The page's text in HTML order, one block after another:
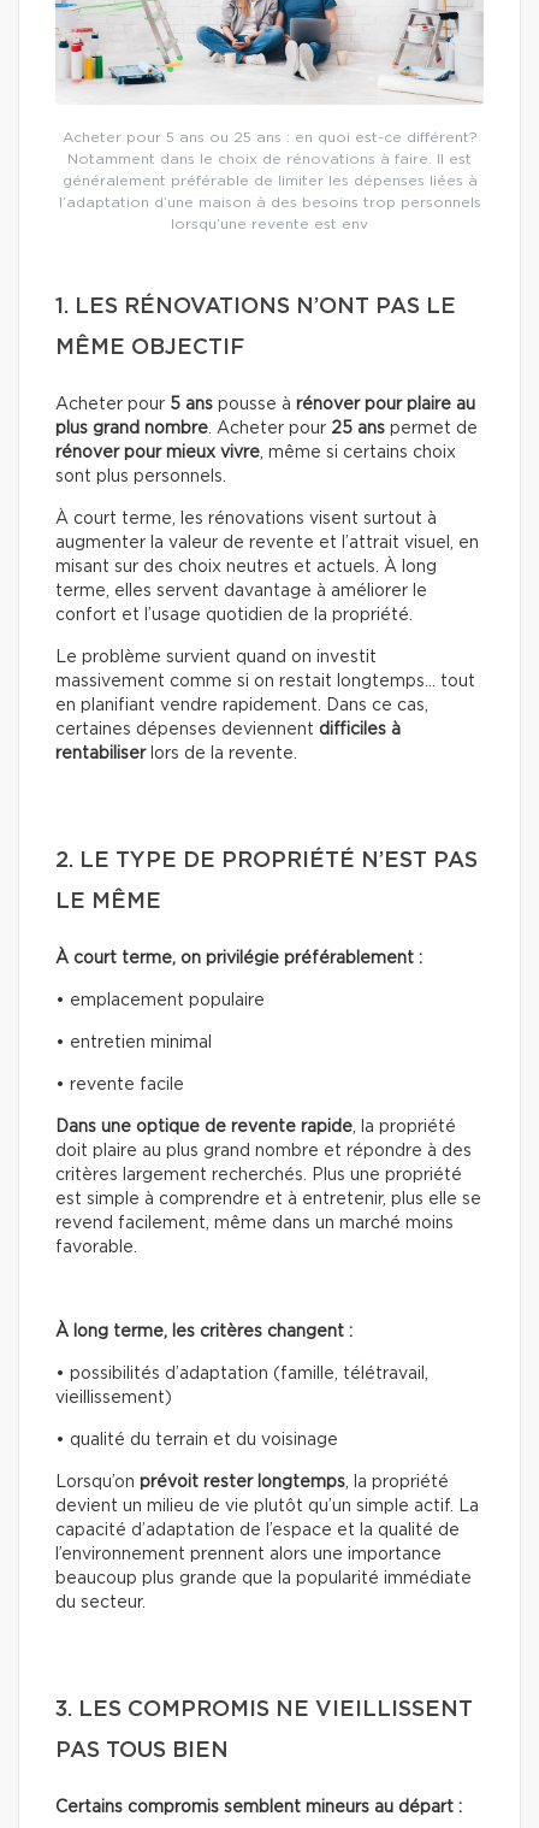
Acheter pour 5 ans ou 25 ans : en quoi est-ce différent?
Notamment dans le choix de rénovations à faire. Il est
généralement préférable de limiter les dépenses liées à
l’adaptation d’une maison à des besoins trop personnels
lorsqu’une revente est env
1. LES RÉNOVATIONS N’ONT PAS LE
MÊME OBJECTIF
Acheter pour 5 ans pousse à rénover pour plaire au
plus grand nombre . Acheter pour 25 ans permet de
rénover pour mieux vivre , même si certains choix
sont plus personnels.
À court terme, les rénovations visent surtout à
augmenter la valeur de revente et l’attrait visuel, en
misant sur des choix neutres et actuels. À long
terme, elles servent davantage à améliorer le
confort et l’usage quotidien de la propriété.
Le problème survient quand on investit
massivement comme si on restait longtemps… tout
en planifiant vendre rapidement. Dans ce cas,
certaines dépenses deviennent difficiles à
rentabiliserlors de la revente.
2. LE TYPE DE PROPRIÉTÉ N’EST PAS
LE MÊME
À court terme, on privilégie préférablement :
• emplacement populaire
• entretien minimal
• revente facile
Dans une optique de revente rapide , la propriété
doit plaire au plus grand nombre et répondre à des
critères largement recherchés. Plus une propriété
est simple à comprendre et à entretenir, plus elle se
revend facilement, même dans un marché moins
favorable.
À long terme, les critères changent :
• possibilités d’adaptation (famille, télétravail,
vieillissement)
• qualité du terrain et du voisinage
Lorsqu’on prévoit rester longtemps , la propriété
devient un milieu de vie plutôt qu’un simple actif. La
capacité d’adaptation de l’espace et la qualité de
l’environnement prennent alors une importance
beaucoup plus grande que la popularité immédiate
du secteur.
3. LES COMPROMIS NE VIEILLISSENT
PAS TOUS BIEN
Certains compromis semblent mineurs au départ :